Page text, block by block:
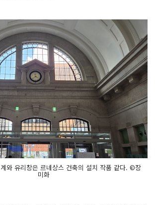
와 유리창은 르네상스 건축의 설치 작품 같다. ©장
미화